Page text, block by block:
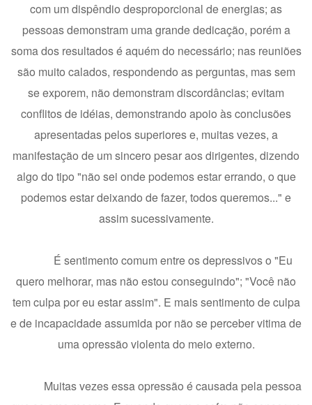
com um dispêndio desproporcional de energias; as
pessoas demonstram uma grande dedicação, porém a
soma dos resultados é aquém do necessário; nas reuniões
são muito calados, respondendo as perguntas, mas sem
se exporem, não demonstram discordâncias; evitam
conflitos de idéias, demonstrando apoio às conclusões
apresentadas pelos superiores e, muitas vezes, a
manifestação de um sincero pesar aos dirigentes, dizendo
algo do tipo "não sei onde podemos estar errando, o que
podemos estar deixando de fazer, todos queremos..." e
assim sucessivamente.
É sentimento comum entre os depressivos o "Eu
quero melhorar, mas não estou conseguindo"; "Você não
tem culpa por eu estar assim". E mais sentimento de culpa
e de incapacidade assumida por não se perceber vitima de
uma opressão violenta do meio externo.
Muitas vezes essa opressão é causada pela pessoa